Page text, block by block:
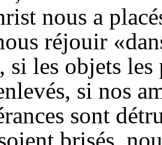
nous a
réjouir
si les objets
si nos
sont